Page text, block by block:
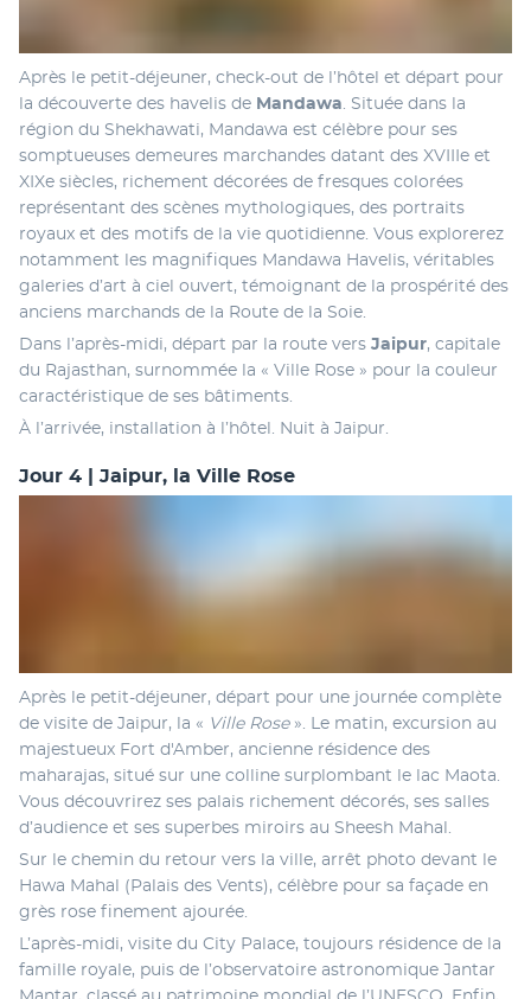
Après le petit-déjeuner, check-out de l’hôtel et départ pour
la découverte des havelis de Mandawa. Située dans la
région du Shekhawati, Mandawa est célèbre pour ses
somptueuses demeures marchandes datant des XVIIIe et
XIXe siècles, richement décorées de fresques colorées
représentant des scènes mythologiques, des portraits
royaux et des motifs de la vie quotidienne. Vous explorerez
notamment les magnifiques Mandawa Havelis, véritables
galeries d’art à ciel ouvert, témoignant de la prospérité des
anciens marchands de la Route de la Soie.
Dans l’après-midi, départ par la route vers Jaipur, capitale
du Rajasthan, surnommée la « Ville Rose » pour la couleur
caractéristique de ses bâtiments.
À l’arrivée, installation à l’hôtel. Nuit à Jaipur.
Jour 4 | Jaipur, la Ville Rose
Après le petit-déjeuner, départ pour une journée complète
de visite de Jaipur, la « Ville Rose ». Le matin, excursion au
majestueux Fort d'Amber, ancienne résidence des
maharajas, situé sur une colline surplombant le lac Maota.
Vous découvrirez ses palais richement décorés, ses salles
d’audience et ses superbes miroirs au Sheesh Mahal.
Sur le chemin du retour vers la ville, arrêt photo devant le
Hawa Mahal (Palais des Vents), célèbre pour sa façade en
grès rose finement ajourée.
L’après-midi, visite du City Palace, toujours résidence de la
famille royale, puis de l’observatoire astronomique Jantar